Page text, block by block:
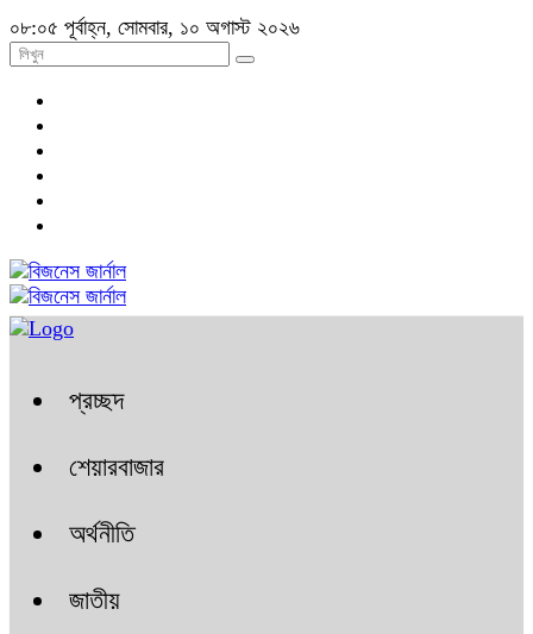
০৮:০৫ পূর্বাহ্ন, সোমবার, ১০ অগাস্ট ২০২৬
প্রচ্ছদ
শেয়ারবাজার
অর্থনীতি
জাতীয়